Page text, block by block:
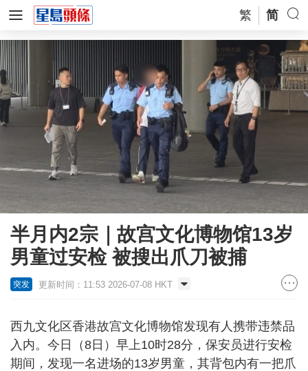
繁 简
半月内2宗｜故宫文化博物馆13岁
男童过安检 被搜出爪刀被捕
突发 更新时间：11:53 2026-07-08 HKT
西九文化区香港故宫文化博物馆发现有人携带违禁品
入内。今日（8日）早上10时28分，保安员进行安检
期间，发现一名进场的13岁男童，其背包内有一把爪